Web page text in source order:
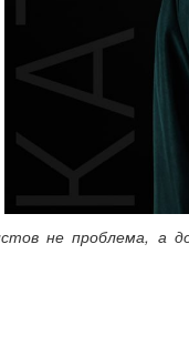
не проблема, а